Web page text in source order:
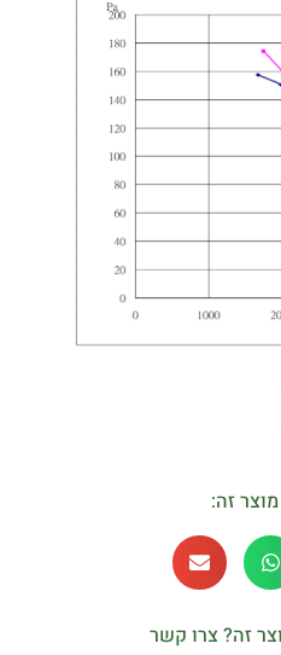
זה:
זה? צרו קשר